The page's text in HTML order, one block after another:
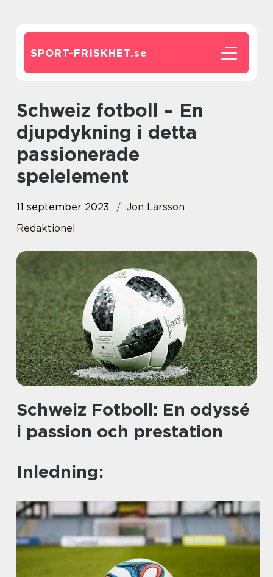
SPORT-FRISKHET.se
Schweiz fotboll – En
djupdykning i detta
passionerade
spelelement
11 september 2023
Jon Larsson
Redaktionel
Schweiz Fotboll: En odyssé
i passion och prestation
Inledning: